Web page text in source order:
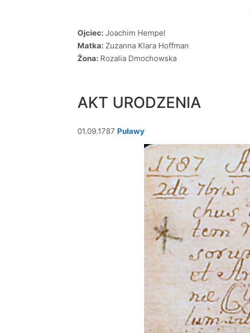
Ojciec: Joachim Hempel
Matka: Zuzanna Klara Hoffman
Żona: Rozalia Dmochowska
AKT URODZENIA
01.09.1787 Puławy